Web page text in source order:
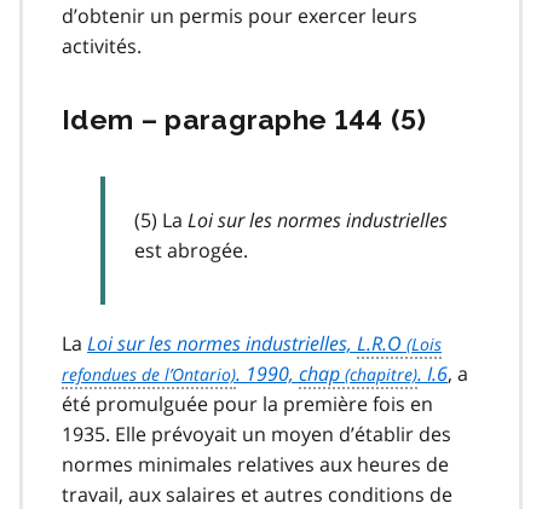
d’obtenir un permis pour exercer leurs
activités.
Idem – paragraphe 144 (5)
(5) La Loi sur les normes industrielles
est abrogée.
La Loi sur les normes industrielles, L.R.O
. 1990, chap . I.6, a
été promulguée pour la première fois en
1935. Elle prévoyait un moyen d’établir des
normes minimales relatives aux heures de
travail, aux salaires et autres conditions de